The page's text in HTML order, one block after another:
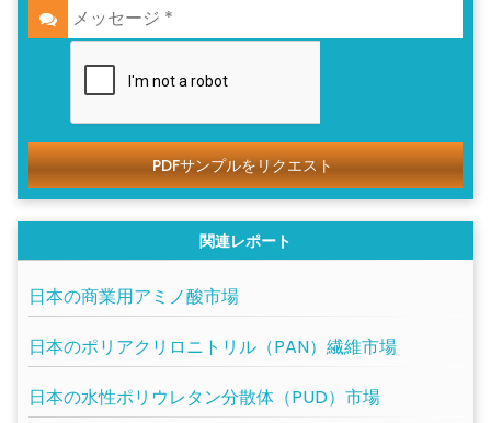
PDFサンプルをリクエスト
関連レポート
日本の商業用アミノ酸市場
日本のポリアクリロニトリル（PAN）繊維市場
日本の水性ポリウレタン分散体（PUD）市場